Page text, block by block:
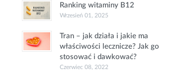
Ranking witaminy B12
Wrzesień 01, 2025
Tran – jak działa i jakie ma
właściwości lecznicze? Jak go
stosować i dawkować?
Czerwiec 08, 2022